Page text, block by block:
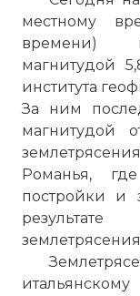
местному
времени)
магнитудой
института
За ним
магнитудой
Романья,
постройки и